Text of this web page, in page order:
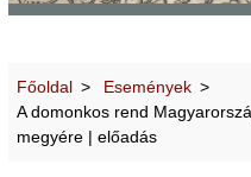
Főoldal
Események
A domonkos rend
megyére | előadás